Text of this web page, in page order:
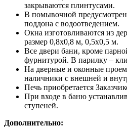
закрываются плинтусами.
В помывочной
поддона с водоотведением.
Окна изготовливаются из
размер 0,8х0,8 м, 0,5х0,5 м.
Все двери бани, кроме
фурнитурой. В парилку –
На дверные и оконные
наличники с внешней и
Печь приобретается
При входе в баню
ступеней.
Дополнительно: